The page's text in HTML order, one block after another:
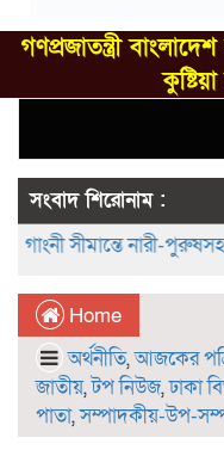
গণপ্রজাতন্ত্রী
সংবাদ শিরোনাম :
সীমান্তে নারী-পুরুষসহ ৫
Home
অর্থনীতি,আজকের
জাতীয়,টপ নিউজ,ঢাকা
পাতা,সম্পাদকীয়-উপ-